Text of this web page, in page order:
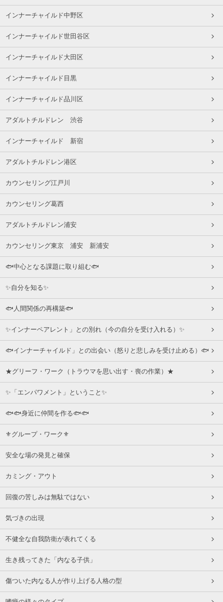
インナーチャイルド中野区
インナーチャイルド世田谷区
インナーチャイルド大田区
インナーチャイルド目黒
インナーチャイルド品川区
アダルトチルドレン 渋谷
インナーチャイルド 新宿
アダルトチルドレン港区
カウンセリング江戸川
カウンセリング葛西
アダルトチルドレン浦安
カウンセリング東京 浦安 新浦安
🐟中心となる課題に取り組む🐟
✨自分を知る✨
🐟人間関係の再構築🐟
✨インナーペアレント」との別れ（今の自分を受け入れる）✨
🐟インナーチャイルド」との出会い（怒りと悲しみを受け止める）🐟
★グリーフ・ワーク（トラウマを思い出す・喪の作業）★
✨「エンパワメント」ということ✨
🐟🐟身近に仲間を作る🐟🐟
⚜グループ・ワーク⚜
安全な場の発見と確保
カミング・アウト
回復の苦しみは無駄ではない
気づきの出現
不健全な自我防衛が表れてくる
生き残ってきた「内なる子供」
傷ついた内なる人が作り上げる人格の型